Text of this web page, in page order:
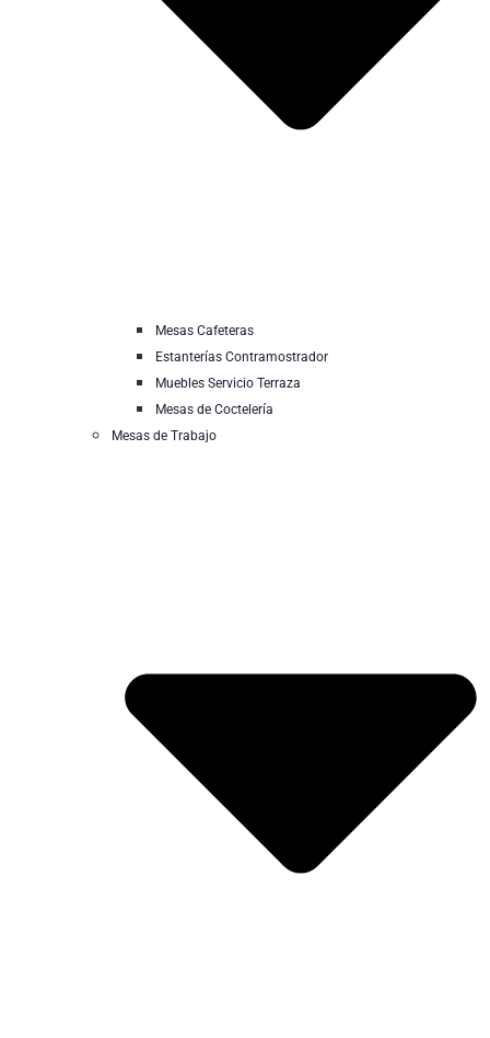
Mesas Cafeteras
Estanterías Contramostrador
Muebles Servicio Terraza
Mesas de Coctelería
Mesas de Trabajo